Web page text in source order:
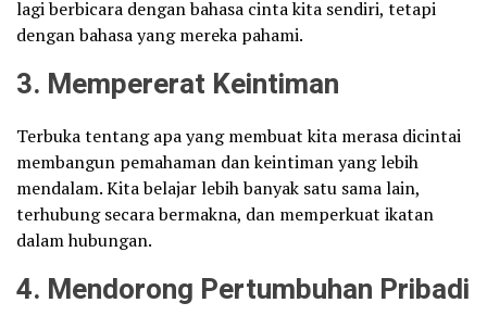
lagi berbicara dengan bahasa cinta kita sendiri, tetapi
dengan bahasa yang mereka pahami.
3. Mempererat Keintiman
Terbuka tentang apa yang membuat kita merasa dicintai
membangun pemahaman dan keintiman yang lebih
mendalam. Kita belajar lebih banyak satu sama lain,
terhubung secara bermakna, dan memperkuat ikatan
dalam hubungan.
4. Mendorong Pertumbuhan Pribadi